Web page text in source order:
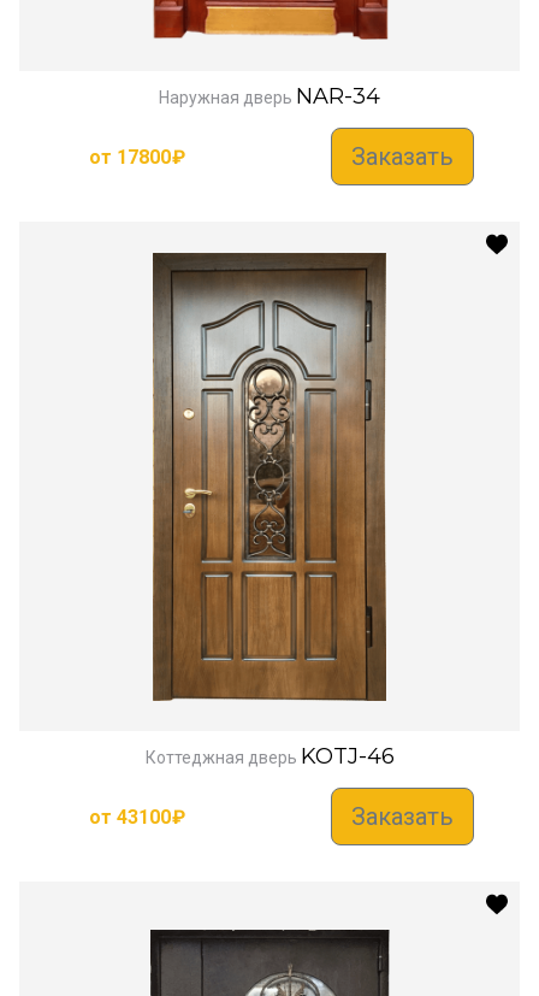
Наружная дверь NAR-34
от 17800₽ Заказать
Коттеджная дверь KOTJ-46
от 43100₽ Заказать